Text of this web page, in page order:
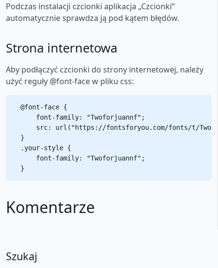
Podczas instalacji czcionki aplikacja „Czcionki”
automatycznie sprawdza ją pod kątem błędów.
Strona internetowa
Aby podłączyć czcionki do strony internetowej, należy
użyć reguły @font-face w pliku css:
@font-face {
    font-family: "Twoforjuannf";
src: url("https://fontsforyou.com/fonts/t/
}
.your-style {
    font-family: "Twoforjuannf";
Komentarze
Szukaj